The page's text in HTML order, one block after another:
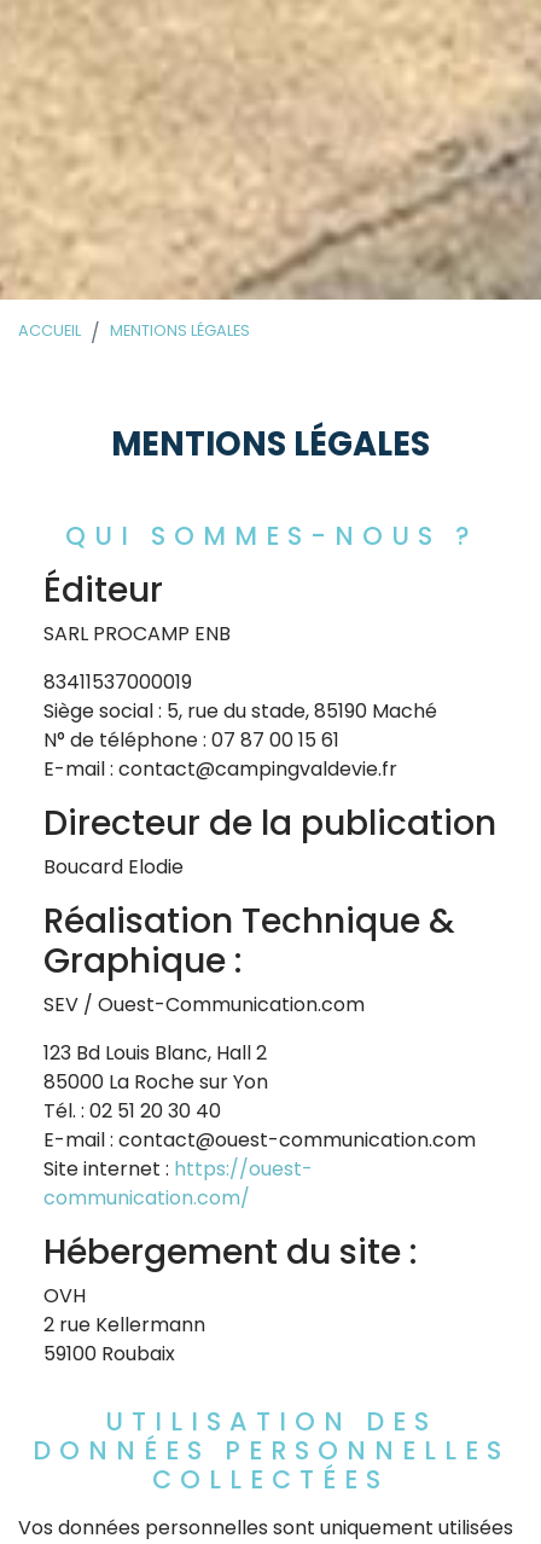
ACCUEIL MENTIONS LÉGALES
MENTIONS LÉGALES
QUI SOMMES-NOUS ?
Éditeur
SARL PROCAMP ENB
83411537000019
Siège social : 5, rue du stade, 85190 Maché
N° de téléphone : 07 87 00 15 61
E-mail : contact@campingvaldevie.fr
Directeur de la publication
Boucard Elodie
Réalisation Technique &
Graphique :
SEV / Ouest-Communication.com
123 Bd Louis Blanc, Hall 2
85000 La Roche sur Yon
Tél. : 02 51 20 30 40
E-mail : contact@ouest-communication.com
Site internet : https://ouest-
communication.com/
Hébergement du site :
OVH
2 rue Kellermann
59100 Roubaix
UTILISATION DES
DONNÉES PERSONNELLES
COLLECTÉES
Vos données personnelles sont uniquement utilisées